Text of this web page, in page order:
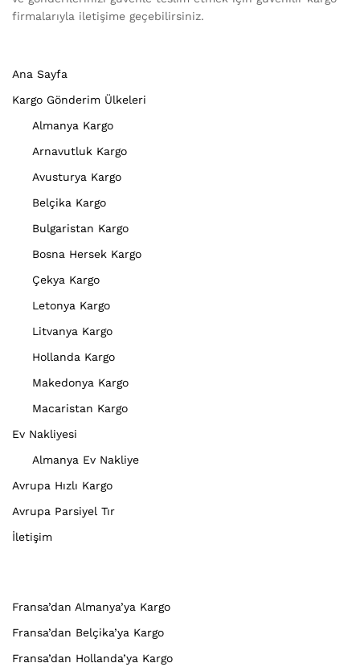
firmalarıyla iletişime geçebilirsiniz.
Ana Sayfa
Kargo Gönderim Ülkeleri
Almanya Kargo
Arnavutluk Kargo
Avusturya Kargo
Belçika Kargo
Bulgaristan Kargo
Bosna Hersek Kargo
Çekya Kargo
Letonya Kargo
Litvanya Kargo
Hollanda Kargo
Makedonya Kargo
Macaristan Kargo
Ev Nakliyesi
Almanya Ev Nakliye
Avrupa Hızlı Kargo
Avrupa Parsiyel Tır
İletişim
Fransa’dan Almanya’ya Kargo
Fransa’dan Belçika’ya Kargo
Fransa’dan Hollanda’ya Kargo